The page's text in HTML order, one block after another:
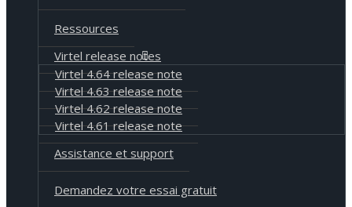
Ressources
Virtel release notes
Virtel 4.64 release note
Virtel 4.63 release note
Virtel 4.62 release note
Virtel 4.61 release note
Assistance et support
Demandez votre essai gratuit